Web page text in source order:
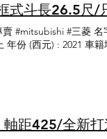
式斗長26.5尺/
#mitsubishi #三菱
年份 (西元) : 2021 車
距425/全新打